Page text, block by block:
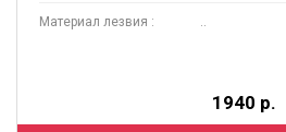
Материал лезвия : ..
1940 р.